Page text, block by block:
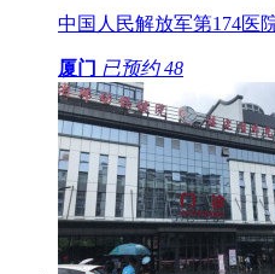
中国人民解放军第174医
厦门 已预约 48